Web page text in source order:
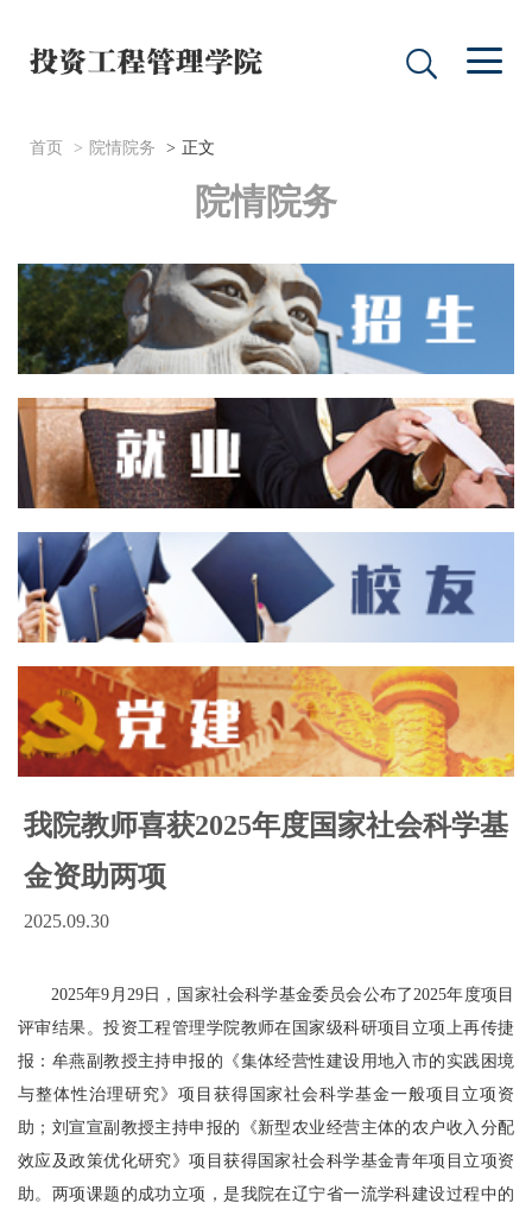
首页 院情院务 正文
院情院务
我院教师喜获2025年度国家社会科学基
金资助两项
2025.09.30
2025年9月29日，国家社会科学基金委员会公布了2025年度项目
评审结果。投资工程管理学院教师在国家级科研项目立项上再传捷
报：牟燕副教授主持申报的《集体经营性建设用地入市的实践困境
与整体性治理研究》项目获得国家社会科学基金一般项目立项资
助；刘宣宣副教授主持申报的《新型农业经营主体的农户收入分配
效应及政策优化研究》项目获得国家社会科学基金青年项目立项资
助。两项课题的成功立项，是我院在辽宁省一流学科建设过程中的